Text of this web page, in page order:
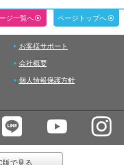
ジ一覧へ ページトップへ
お客様サポート
会社概要
個人情報保護方針
版で見る